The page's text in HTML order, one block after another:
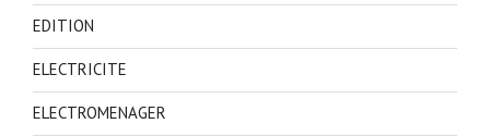
EDITION
ELECTRICITE
ELECTROMENAGER